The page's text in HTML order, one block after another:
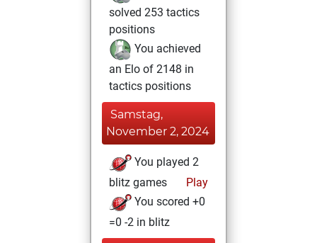
solved 253 tactics
positions
You achieved
an Elo of 2148 in
tactics positions
Samstag,
November 2, 2024
You played 2
blitz games
Play
You scored +0
=0 -2 in blitz